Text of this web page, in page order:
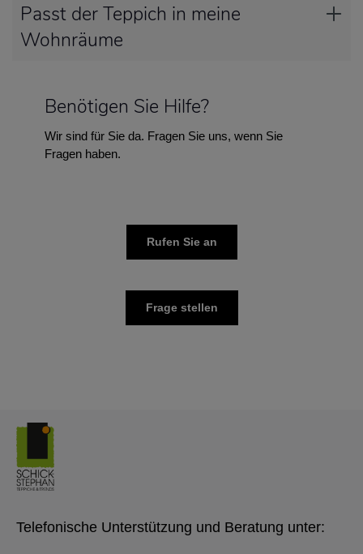
Passt der Teppich in meine
Wohnräume
Benötigen Sie Hilfe?
Wir sind für Sie da. Fragen Sie uns, wenn Sie
Fragen haben.
Rufen Sie an
Frage stellen
Telefonische Unterstützung und Beratung unter: